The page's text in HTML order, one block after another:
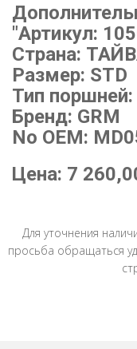
"Артикул:
Страна:
Размер: STD
Тип
Бренд: GRM
No OEM:
Цена: 7
Для уточнения
просьба обращаться